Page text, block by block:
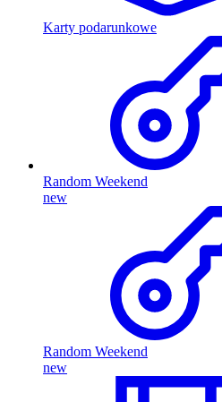
Karty podarunkowe
Random Weekend
new
Random Weekend
new